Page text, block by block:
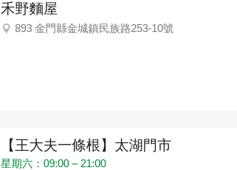
禾野麵屋
893 金門縣金城鎮民族路253-10號
【王大夫一條根】太湖門市
星期六：09:00 – 21:00